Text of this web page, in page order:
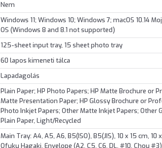
Nem
Windows 11; Windows 10; Windows 7; macOS 10.14
OS (Windows 8 and 8.1 not supported)
125-sheet input tray, 15 sheet photo tray
60 lapos kimeneti tálca
Lapadagolás
Plain Paper; HP Photo Papers; HP Matte Brochure or
Matte Presentation Paper; HP Glossy Brochure or
Photo Inkjet Papers; Other Matte Inkjet Papers; Other
Plain Paper, Light/Recycled
Main Tray: A4, A5, A6, B5(ISO), B5(JIS), 10 x 15 cm, 10
Ofuku Hagaki, Envelope (A2, C5, C6, DL, #10, Chou